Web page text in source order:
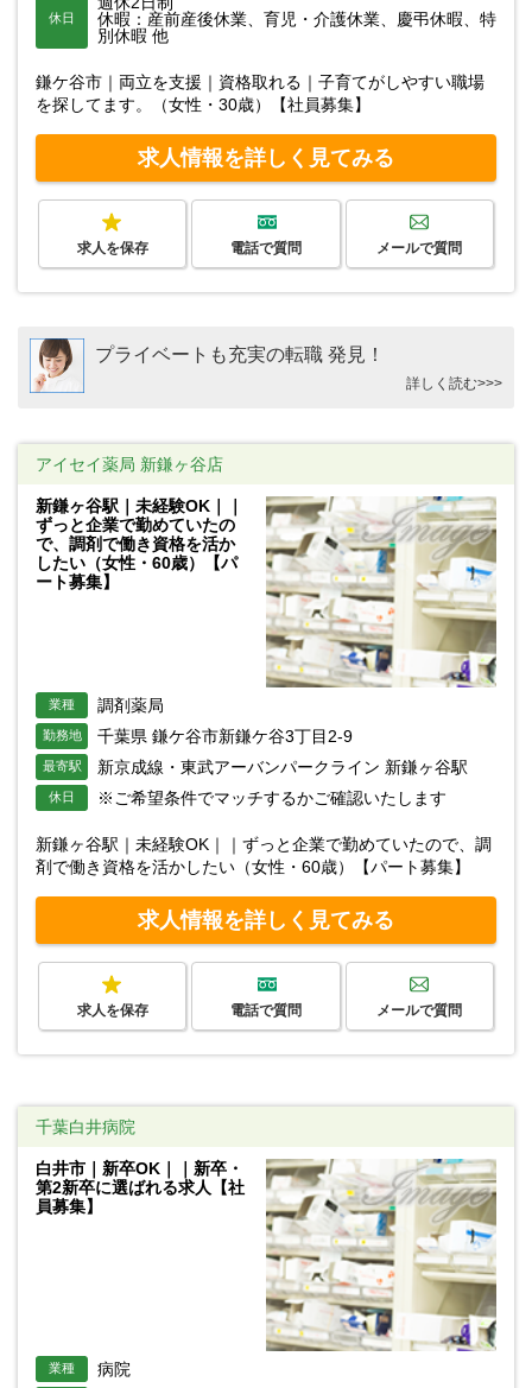
休日
休暇：産前産後休業、育児・介護休業、慶弔休暇、特
別休暇 他
鎌ケ谷市｜両立を支援｜資格取れる｜子育てがしやすい職場
を探してます。（女性・30歳）【社員募集】
求人情報を詳しく見てみる
求人を保存 電話で質問 メールで質問
プライベートも充実の転職 発見！
詳しく読む>>>
アイセイ薬局 新鎌ヶ谷店
新鎌ヶ谷駅｜未経験OK｜｜
ずっと企業で勤めていたの
で、調剤で働き資格を活か
したい（女性・60歳）【パ
ート募集】
業種 調剤薬局
勤務地 千葉県 鎌ケ谷市新鎌ケ谷3丁目2-9
最寄駅 新京成線・東武アーバンパークライン 新鎌ヶ谷駅
休日 ※ご希望条件でマッチするかご確認いたします
新鎌ヶ谷駅｜未経験OK｜｜ずっと企業で勤めていたので、調
剤で働き資格を活かしたい（女性・60歳）【パート募集】
求人情報を詳しく見てみる
求人を保存 電話で質問 メールで質問
千葉白井病院
白井市｜新卒OK｜｜新卒・
第2新卒に選ばれる求人【社
員募集】
業種 病院